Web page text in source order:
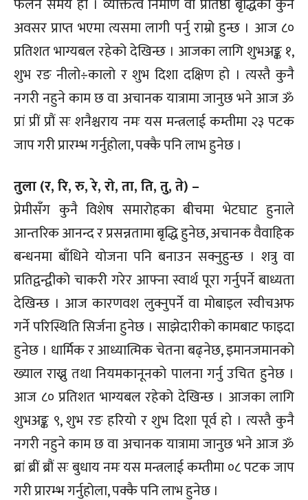
अवसर प्राप्त भएमा त्यसमा लागी पर्नु राम्रो हुन्छ । आज ८०
प्रतिशत भाग्यबल रहेको देखिन्छ । आजका लागि शुभअङ्क १,
शुभ रङ नीलो÷कालो र शुभ दिशा दक्षिण हो । त्यस्तै कुनै
नगरी नहुने काम छ वा अचानक यात्रामा जानुछ भने आज ॐ
प्रां प्रीं प्रौं सः शनैश्चराय नमः यस मन्त्रलाई कम्तीमा २३ पटक
जाप गरी प्रारम्भ गर्नुहोला, पक्कै पनि लाभ हुनेछ ।
तुला (र, रि, रु, रे, रो, ता, ति, तु, ते) –
प्रेमीसँग कुनै विशेष समारोहका बीचमा भेटघाट हुनाले
आन्तरिक आनन्द र प्रसन्नतामा बृद्धि हुनेछ, अचानक वैवाहिक
बन्धनमा बाँधिने योजना पनि बनाउन सक्नुहुन्छ । शत्रु वा
प्रतिद्वन्द्वीको चाकरी गरेर आफ्ना स्वार्थ पूरा गर्नुपर्ने बाध्यता
देखिन्छ । आज कारणवश लुक्नुपर्ने वा मोबाइल स्वीचअफ
गर्ने परिस्थिति सिर्जना हुनेछ । साझेदारीको कामबाट फाइदा
हुनेछ । धार्मिक र आध्यात्मिक चेतना बढ्नेछ, इमानजमानको
ख्याल राख्नु तथा नियमकानूनको पालना गर्नु उचित हुनेछ ।
आज ८० प्रतिशत भाग्यबल रहेको देखिन्छ । आजका लागि
शुभअङ्क ९, शुभ रङ हरियो र शुभ दिशा पूर्व हो । त्यस्तै कुनै
नगरी नहुने काम छ वा अचानक यात्रामा जानुछ भने आज ॐ
ब्रां ब्रीं ब्रौं सः बुधाय नमः यस मन्त्रलाई कम्तीमा ०८ पटक जाप
गरी प्रारम्भ गर्नुहोला, पक्कै पनि लाभ हुनेछ ।